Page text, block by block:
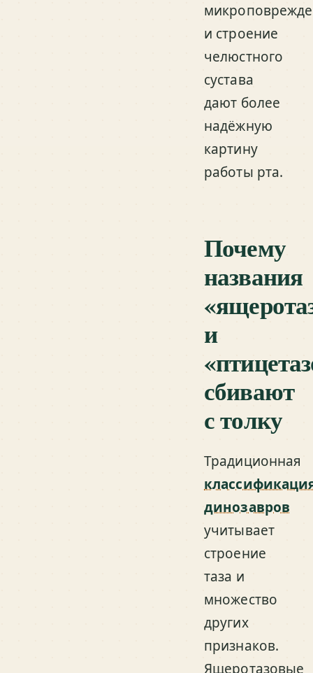
и строение
челюстного
сустава
дают более
надёжную
картину
работы рта.
Почему
названия
и
сбивают
с толку
Традиционная
динозавров
учитывает
строение
таза и
множество
других
признаков.
Ящеротазовые